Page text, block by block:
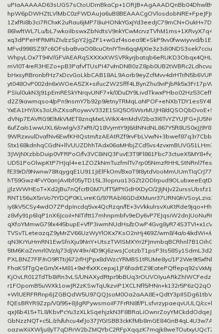
86lwftWL7Lu/
xq3dPPeHFRMRiZIv/zzSpY2JgZF1+wGzf4soea9E+SkP9vv0fwwiyvvd/
WhpyLOx7T94V/
mVI0T4reR3HEZo+pB3PafvfTUsPI47v/
bHxsyRBronbfHz7xDcvGoLkbCAB18AL9Aorb9eyZcfMvv4drHTr/
PSIul0ukN3j91pEmRESkYNrqvUNF7+k/
d2Z9iawmqso4/pPn9nsmY7b92p9/
YxEA1HY/iXs3oUhZXsaRoywvV332E1SIQ5O5WsrMUJH8/
dVNp7EAVRG9ElMkVMET8znqMxrLWIkX4mMdV/
6ufZa/o1wwUXL6/owIg/v37xRt/Q18VymtY9J6/
9WRzxvulDvafNv6EwfKHIQstm/tzAEAtRZf9rvFbLVw/
3JWjNXzbbDuip0VFRPoO/
fE39rD/9Nwnw78ItqygqE1U911JiElFkOm/
jJlzWWHEoT+Xd2jBu7nQfcrBGM7UfT5/rPtGdHXDyO/
RNT156uX5nVo7tYDQP0KLvreKG/97RAbl6GDdXMunr37URN0/
iy8kV5CSy4wdO7ZPdpIncdq5vx4QcRzqn/
qXfoYMmwG79lx445bupE+VfP3iwmNUdHs//
TVSvTLeteazqZ9yMrZV66UzWyYlOKx7KsO2nHj469Z/wm8/4a/o4/xdWi+/
5tM6KaZnmrl0Vz/q73djW49+/
PXLBNZ7FlF/nO9RTtiJ672rfHJPpx8dWzcYRMBS1tRUMe8yc/
FhaKSfTgQeGm/
KjOvLR012TdTb8iRn3vLS/
r1FOpomB5uWXk1owJR2zKSwTqUkzviP1XCLNfl5/
fQEsBRYR9Zzp/V0/95+8JlgRPywsmoiIF7FrRN8f/PLsfvrzypaeqvUULQ/
qxJ6b415+TL8/
GbNzzNQT+c5L/zh//